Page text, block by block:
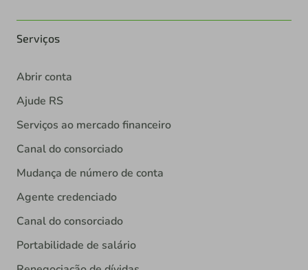
Serviços
Abrir conta
Ajude RS
Serviços ao mercado financeiro
Canal do consorciado
Mudança de número de conta
Agente credenciado
Canal do consorciado
Portabilidade de salário